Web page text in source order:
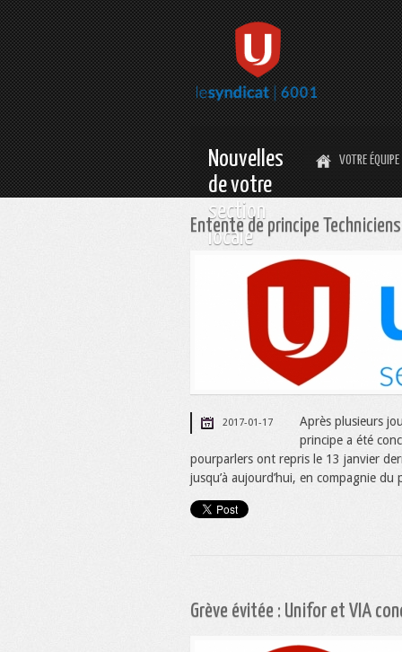
VOTRE ÉQUIPE
Nouvelles
de votre
section
locale
Entente de principe
2017-01-17
Après plusieurs
principe a été
pourparlers ont repris le 13 janvier
jusqu’à aujourd’hui, en compagnie
Grève évitée : Unifor et VIA